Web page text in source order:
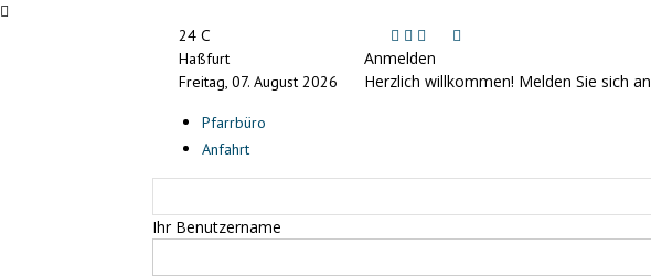
24 C
Haßfurt
Freitag, 07. August 2026
Pfarrbüro
Anfahrt
Anmelden
Herzlich willkommen! Melden Sie sich an
Ihr Benutzername